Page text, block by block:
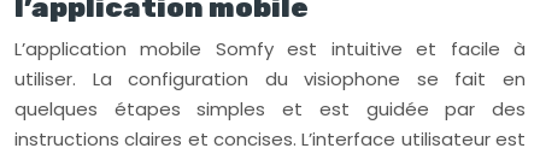
l’application mobile
L’application mobile Somfy est intuitive et facile à
utiliser. La configuration du visiophone se fait en
quelques étapes simples et est guidée par des
instructions claires et concises. L’interface utilisateur est